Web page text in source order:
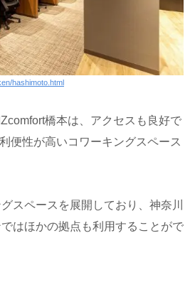
hashimoto.html
橋本は、アクセスも良好で
便性が高いコワーキングスペース
スペースを展開しており、神奈川
はほかの拠点も利用することがで